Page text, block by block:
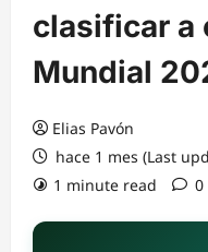
clasificar a
Mundial
Elias Pavón
hace 1 mes (Last
1 minute read
0